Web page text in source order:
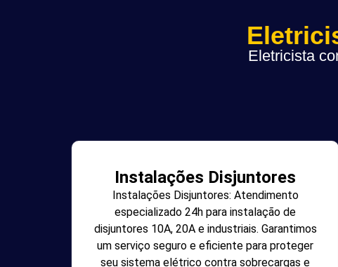
Eletricista
Instalações Disjuntores
Instalações Disjuntores: Atendimento
especializado 24h para instalação de
disjuntores 10A, 20A e industriais. Garantimos
um serviço seguro e eficiente para proteger
seu sistema elétrico contra sobrecargas e